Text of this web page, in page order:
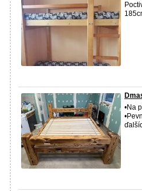
•Na